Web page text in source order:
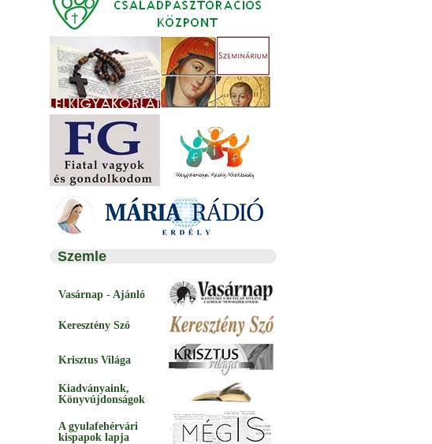
Szemle
Vasárnap - Ajánló
Keresztény Szó
Krisztus Világa
Kiadványaink,
Könyvújdonságok
A gyulafehérvári
kispapok lapja